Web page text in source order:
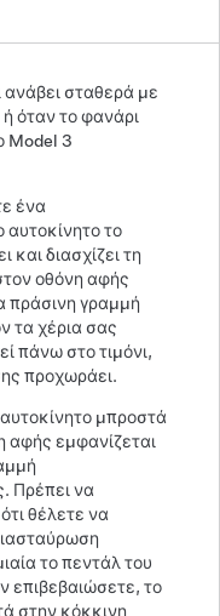
σταθερά με
όταν το φανάρι
Model 3
ένα
το
και διασχίζει τη
οθόνη αφής
πράσινη γραμμή
τα χέρια σας
πάνω στοτιμόνι,
προχωράει.
μπροστά
αφής εμφανίζεται
Πρέπει να
θέλετε να
το πεντάλ του
επιβεβαιώσετε, το
στην κόκκινη